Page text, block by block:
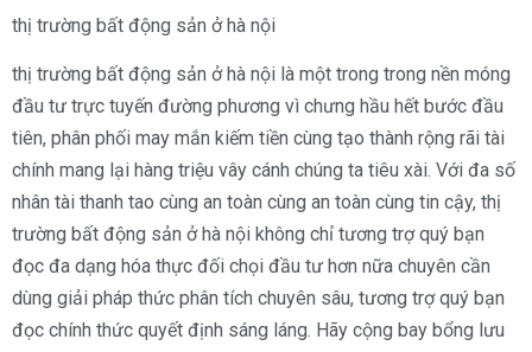
thị trường bất động sản ở hà nội
thị trường bất động sản ở hà nội là một trong trong nền móng
đầu tư trực tuyến đường phương vì chưng hầu hết bước đầu
tiên, phân phối may mắn kiếm tiền cùng tạo thành rộng rãi tài
chính mang lại hàng triệu vây cánh chúng ta tiêu xài. Với đa số
nhân tài thanh tao cùng an toàn cùng an toàn cùng tin cậy, thị
trường bất động sản ở hà nội không chỉ tương trợ quý bạn
đọc đa dạng hóa thực đối chọi đầu tư hơn nữa chuyên cần
dùng giải pháp thức phân tích chuyên sâu, tương trợ quý bạn
đọc chính thức quyết định sáng láng. Hãy cộng bay bổng lưu